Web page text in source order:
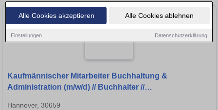
Alle Cookies akzeptieren Alle Cookies ablehnen
Einstellungen Datenschutzerklärung
Kaufmännischer Mitarbeiter Buchhaltung &
Administration (m/w/d) // Buchhalter //
Hannover, 30659